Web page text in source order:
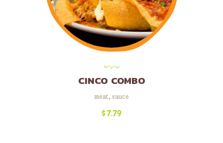
CINCO COMBO
meat, sauce
$7.79